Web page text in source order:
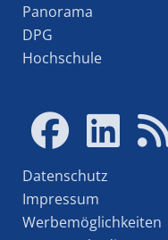
Panorama
DPG
Hochschule
Datenschutz
Impressum
Werbemöglichkeiten